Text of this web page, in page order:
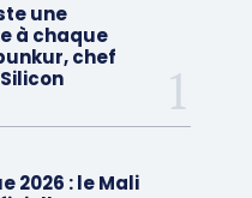
une
à chaque
chef
2026 : le Mali